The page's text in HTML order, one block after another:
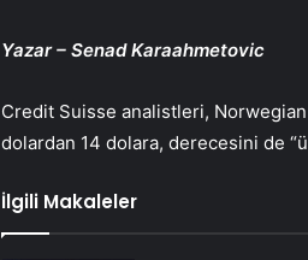
Yazar – Senad Karaahmetovic
Credit Suisse analistleri, Norwegian
dolardan 14 dolara, derecesini de
İlgili Makaleler